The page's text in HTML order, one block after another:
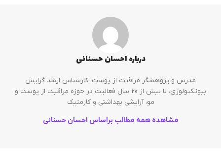
درباره احسان حسنانی
مدرس و پژوهشگر مراقبت از پوست، کارشناس ارشد گرایش
بیوتکنولوژی، با بیش از 20 سال فعالیت در حوزه مراقبت از پوست و
مو، آرایشی بهداشتی و کازمتیک
مشاهده همه مطالب براساس احسان حسنانی